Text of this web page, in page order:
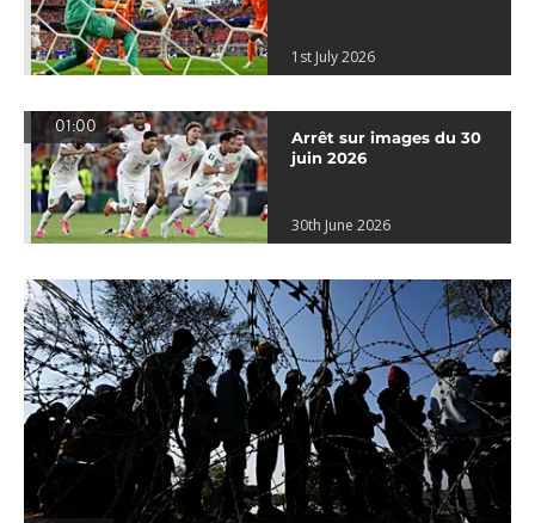
1st July 2026
01:00
Arrêt sur images du 30
juin 2026
30th June 2026